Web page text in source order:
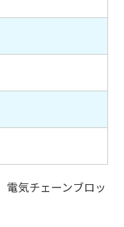
気チェーンブロッ